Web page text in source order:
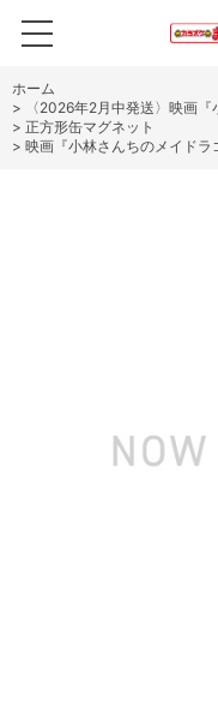
ホーム
>
〈2026年2月中発送〉映画
> 正方形缶マグネット
> 映画『小林さんちのメイド